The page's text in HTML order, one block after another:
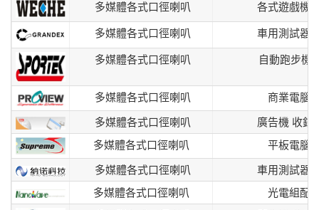
多媒體各式口徑喇叭
各式遊戲機
多媒體各式口徑喇叭 車用測試器
多媒體各式口徑喇叭 自動跑步機
多媒體各式口徑喇叭 商業電腦
多媒體各式口徑喇叭
廣告機 收銀
多媒體各式口徑喇叭
平板電腦
多媒體各式口徑喇叭
車用測試器
多媒體各式口徑喇叭
光電組配